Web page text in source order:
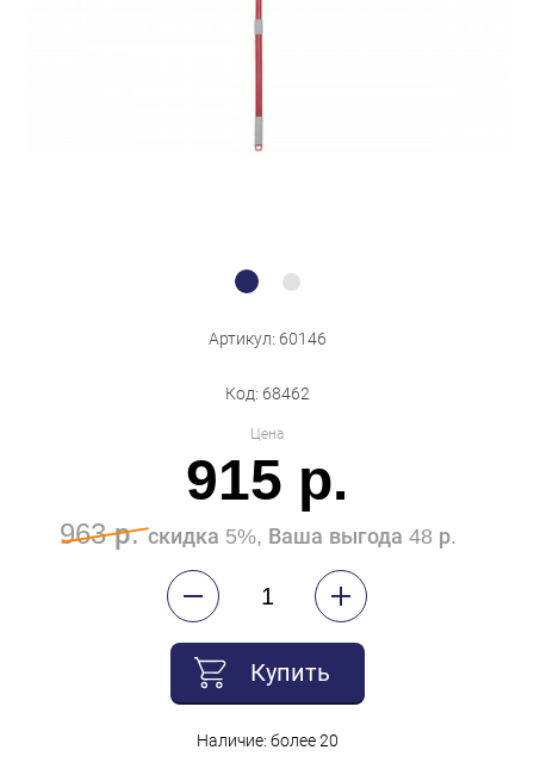
Артикул: 60146
Код: 68462
Цена
915 р.
963 р.скидка 5%, Ваша выгода 48 р.
Купить
Наличие: более 20